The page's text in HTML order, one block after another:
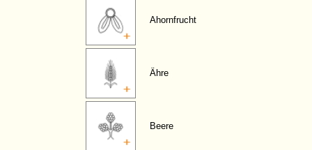
Ahornfrucht
Ähre
Beere